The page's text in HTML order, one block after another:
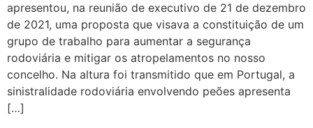
apresentou, na reunião de executivo de 21 de dezembro
de 2021, uma proposta que visava a constituição de um
grupo de trabalho para aumentar a segurança
rodoviária e mitigar os atropelamentos no nosso
concelho. Na altura foi transmitido que em Portugal, a
sinistralidade rodoviária envolvendo peões apresenta
[…]